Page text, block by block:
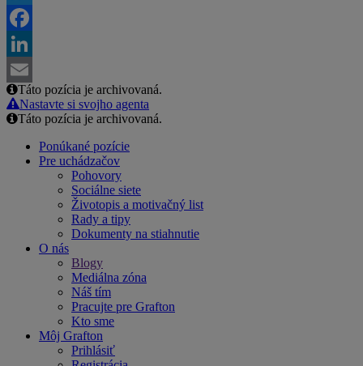
Twitter
Facebook
LinkedIn
Email
Táto pozícia je archivovaná.
Nastavte si svojho agenta
Táto pozícia je archivovaná.
Ponúkané pozície
Pre uchádzačov
Pohovory
Sociálne siete
Životopis a motivačný list
Rady a tipy
Dokumenty na stiahnutie
O nás
Blogy
Mediálna zóna
Náš tím
Pracujte pre Grafton
Kto sme
Môj Grafton
Prihlásiť